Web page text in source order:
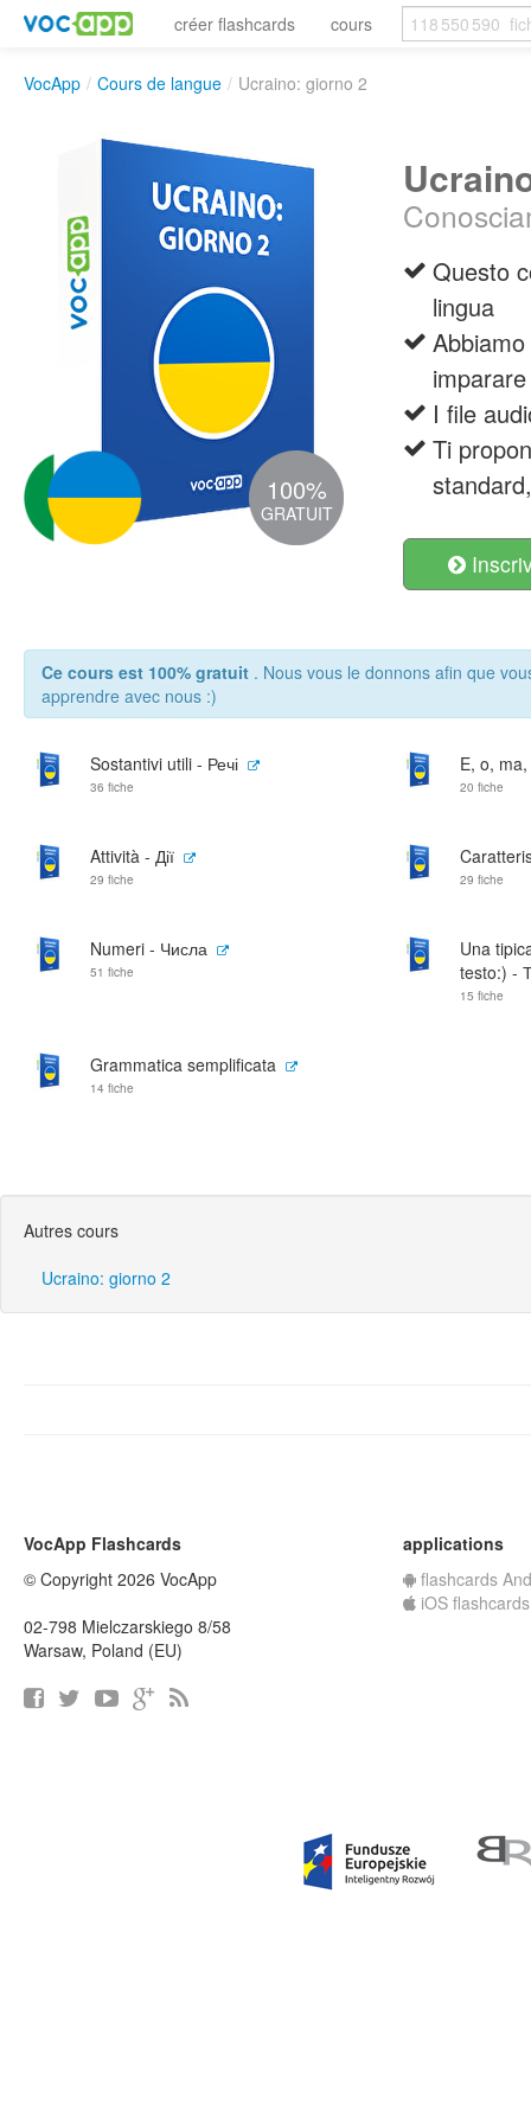
créer flashcards cours
VocApp / Cours de langue / Ucraino: giorno 2
100%
GRATUIT
Questo
lingua
I file
Ti
Ce cours est 100% gratuit . Nous vous le donnons afin que
apprendre avec nous :)
Sostantivi utili - Речі
36 fiche
E, o,
20 fiche
Attività - Дії
29 fiche 29 fiche
Numeri - Числа
51 fiche
Una
testo:) -
15 fiche
Grammatica semplificata
14 fiche
Autres cours
Ucraino: giorno 2
VocApp Flashcards
© Copyright 2026 VocApp
02-798 Mielczarskiego 8/58
Warsaw, Poland (EU)
applications
flashcards
iOS flashcards